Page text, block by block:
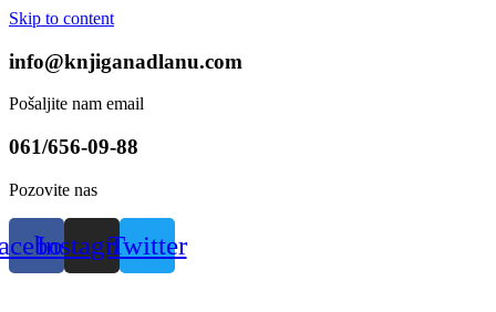
Skip to content
info@knjiganadlanu.com
Pošaljite nam email
061/656-09-88
Pozovite nas
InstagramTwitter